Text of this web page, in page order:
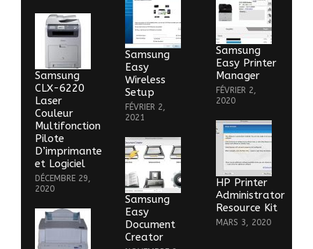
Samsung
CLX-6220
Laser
Couleur
Multifonction
Pilote
D’imprimante
et Logiciel
DÉCEMBRE 29,
2020
Samsung
Easy
Wireless
Setup
FÉVRIER 2,
2021
Samsung
Easy
Document
Creator
Samsung
Easy Printer
Manager
FÉVRIER 2,
2020
HP Printer
Administrator
Resource Kit
MARS 3, 2020